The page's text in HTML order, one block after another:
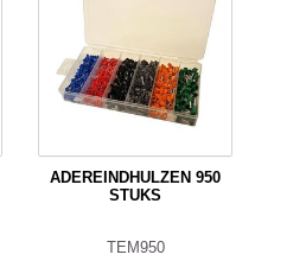
ADEREINDHULZEN 950
STUKS
TEM950